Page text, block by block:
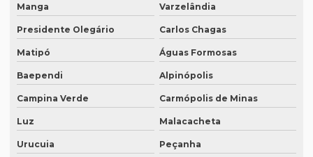
Intérprete português mandarim
Intérprete profissional coreano português
Intérprete profissional em eventos
Intérprete profissional de francês
Intérprete remoto
Manga Varzelândia
Presidente Olegário Carlos Chagas
Matipó Águas Formosas
Baependi Alpinópolis
Campina Verde Carmópolis de Minas
Luz Malacacheta
Urucuia Peçanha